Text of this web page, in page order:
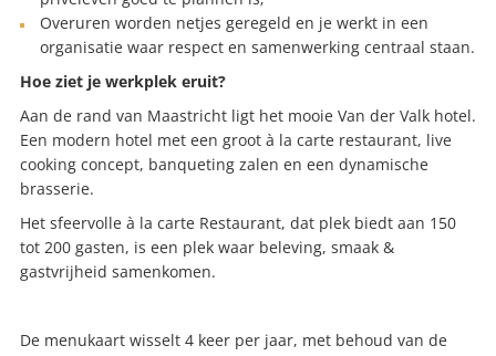
Overuren worden netjes geregeld en je werkt in een
organisatie waar respect en samenwerking centraal staan.
Hoe ziet je werkplek eruit?
Aan de rand van Maastricht ligt het mooie Van der Valk hotel.
Een modern hotel met een groot à la carte restaurant, live
cooking concept, banqueting zalen en een dynamische
brasserie.
Het sfeervolle à la carte Restaurant, dat plek biedt aan 150
tot 200 gasten, is een plek waar beleving, smaak &
gastvrijheid samenkomen.
De menukaart wisselt 4 keer per jaar, met behoud van de